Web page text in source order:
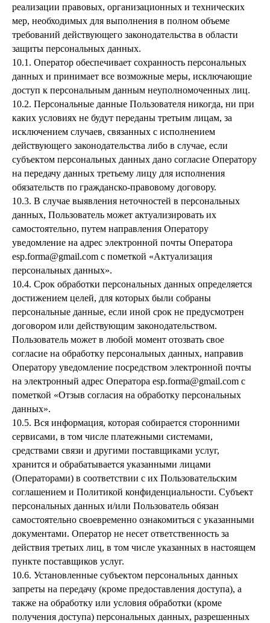
реализации правовых, организационных и технических
мер, необходимых для выполнения в полном объеме
требований действующего законодательства в области
защиты персональных данных.
10.1. Оператор обеспечивает сохранность персональных
данных и принимает все возможные меры, исключающие
доступ к персональным данным неуполномоченных лиц.
10.2. Персональные данные Пользователя никогда, ни при
каких условиях не будут переданы третьим лицам, за
исключением случаев, связанных с исполнением
действующего законодательства либо в случае, если
субъектом персональных данных дано согласие Оператору
на передачу данных третьему лицу для исполнения
обязательств по гражданско-правовому договору.
10.3. В случае выявления неточностей в персональных
данных, Пользователь может актуализировать их
самостоятельно, путем направления Оператору
уведомление на адрес электронной почты Оператора
esp.forma@gmail.com с пометкой «Актуализация
персональных данных».
10.4. Срок обработки персональных данных определяется
достижением целей, для которых были собраны
персональные данные, если иной срок не предусмотрен
договором или действующим законодательством.
Пользователь может в любой момент отозвать свое
согласие на обработку персональных данных, направив
Оператору уведомление посредством электронной почты
на электронный адрес Оператора esp.forma@gmail.com с
пометкой «Отзыв согласия на обработку персональных
данных».
10.5. Вся информация, которая собирается сторонними
сервисами, в том числе платежными системами,
средствами связи и другими поставщиками услуг,
хранится и обрабатывается указанными лицами
(Операторами) в соответствии с их Пользовательским
соглашением и Политикой конфиденциальности. Субъект
персональных данных и/или Пользователь обязан
самостоятельно своевременно ознакомиться с указанными
документами. Оператор не несет ответственность за
действия третьих лиц, в том числе указанных в настоящем
пункте поставщиков услуг.
10.6. Установленные субъектом персональных данных
запреты на передачу (кроме предоставления доступа), а
также на обработку или условия обработки (кроме
получения доступа) персональных данных, разрешенных